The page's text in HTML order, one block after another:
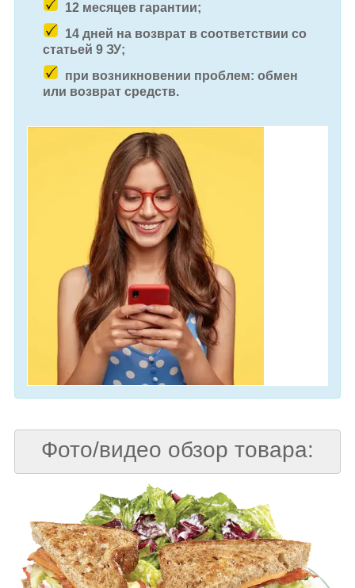
12 месяцев гарантии;
14 дней на возврат в соответствии со
статьей 9 ЗУ;
при возникновении проблем: обмен
или возврат средств.
Фото/видео обзор товара: